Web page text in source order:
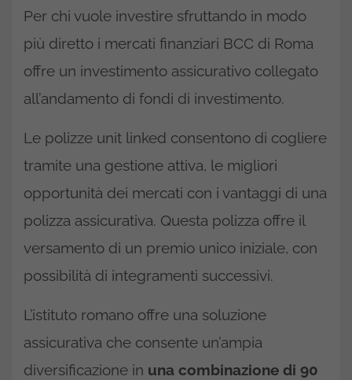
Per chi vuole investire sfruttando in modo
più diretto i mercati finanziari BCC di Roma
offre un investimento assicurativo collegato
all’andamento di fondi di investimento.
Le polizze unit linked consentono di cogliere
tramite una gestione attiva, le migliori
opportunità dei mercati con i vantaggi di una
polizza assicurativa. Questa polizza offre il
versamento di un premio unico iniziale, con
possibilità di integramenti successivi.
L’istituto romano offre una soluzione
assicurativa che consente un’ampia
diversificazione in una combinazione di 90